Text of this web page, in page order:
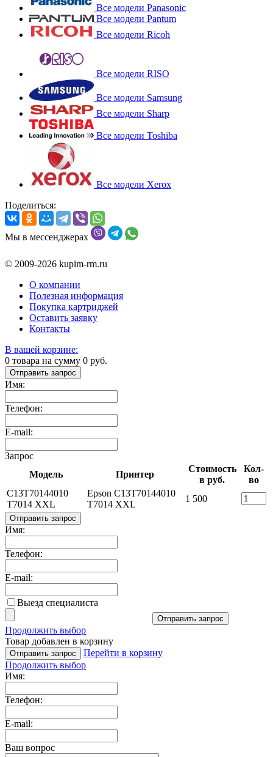
Все модели Panasonic
Все модели Pantum
Все модели Ricoh
Все модели RISO
Все модели Samsung
Все модели Sharp
Все модели Toshiba
Все модели Xerox
Поделиться:
Мы в мессенджерах
© 2009-2026 kupim-rm.ru
О компании
Полезная информация
Покупка картриджей
Оставить заявку
Контакты
В вашей корзине:
0 товара на сумму 0 руб.
Отправить запрос
Имя:
Телефон:
E-mail:
Запрос
Модель
Принтер
Стоимость
в руб.
Кол-
во
C13T70144010
T7014 XXL
Epson C13T70144010
T7014 XXL
1 500
Отправить запрос
Имя:
Телефон:
E-mail:
Выезд специалиста
Отправить запрос
Продолжить выбор
Товар добавлен в корзину
Отправить запрос
Перейти в корзину
Продолжить выбор
Имя:
Телефон:
E-mail:
Ваш вопрос